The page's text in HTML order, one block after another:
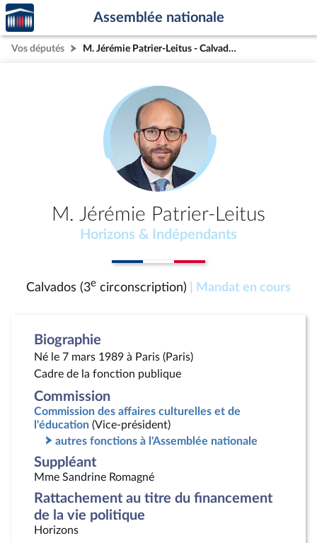
Aller au contenu
Aller en bas de la page
Accèder
à la
page
d'accueil
Assemblée nationale
Vos députés M. Jérémie Patrier-Leitus - Calvados (3e circonscription)
M. Jérémie Patrier-Leitus
Horizons & Indépendants
Calvados (3e circonscription) | Mandat en cours
Biographie
Né le 7 mars 1989 à Paris (Paris)
Cadre de la fonction publique
Commission
Commission des affaires culturelles et de
l'éducation (Vice-président)
autres fonctions à l'Assemblée nationale
Suppléant
Mme Sandrine Romagné
Rattachement au titre du financement
de la vie politique
Horizons